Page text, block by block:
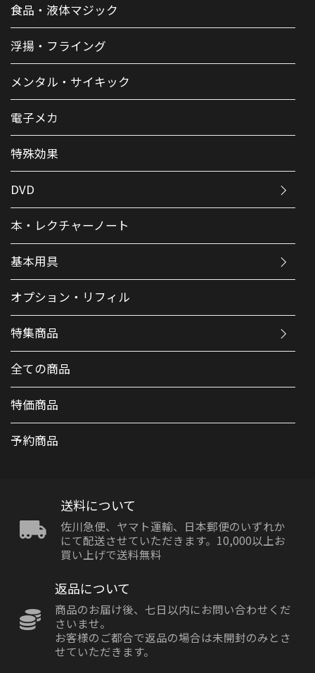
食品・液体マジック
浮揚・フライング
メンタル・サイキック
電子メカ
特殊効果
DVD
本・レクチャーノート
基本用具
オプション・リフィル
特集商品
全ての商品
特価商品
予約商品
送料について
佐川急便、ヤマト運輸、日本郵便のいずれか
にて配送させていただきます。10,000以上お
買い上げで送料無料
返品について
商品のお届け後、七日以内にお問い合わせくだ
さいませ。
お客様のご都合で返品の場合は未開封のみとさ
せていただきます。